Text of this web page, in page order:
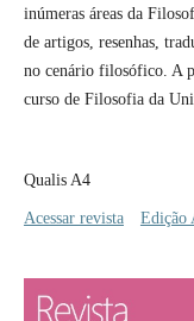
inúmeras áreas da
de artigos, resenhas,
no cenário filosófico. A
curso de Filosofia da
Qualis A4
Acessar revista Edição